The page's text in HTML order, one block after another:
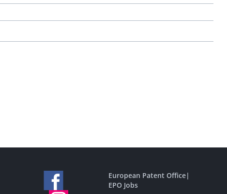
European Patent Office|
EPO Jobs